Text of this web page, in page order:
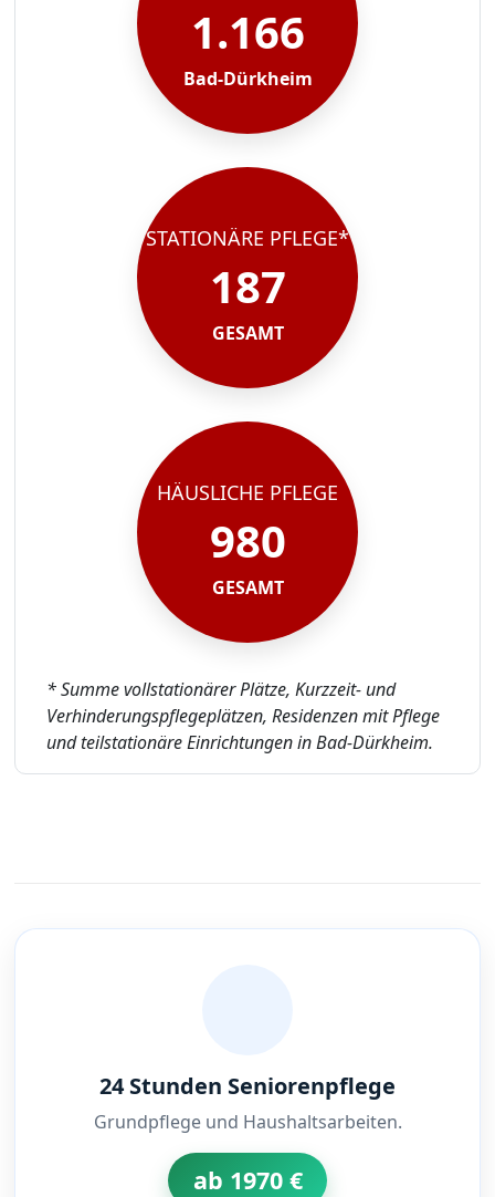
1.166
Bad-Dürkheim
STATIONÄRE PFLEGE*
187
GESAMT
HÄUSLICHE PFLEGE
980
GESAMT
* Summe vollstationärer Plätze, Kurzzeit- und
Verhinderungspflegeplätzen, Residenzen mit Pflege
und teilstationäre Einrichtungen in Bad-Dürkheim.
24 Stunden Seniorenpflege
Grundpflege und Haushaltsarbeiten.
ab 1970 €